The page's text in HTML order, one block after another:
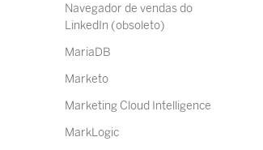
Navegador de vendas do
LinkedIn (obsoleto)
MariaDB
Marketo
Marketing Cloud Intelligence
MarkLogic